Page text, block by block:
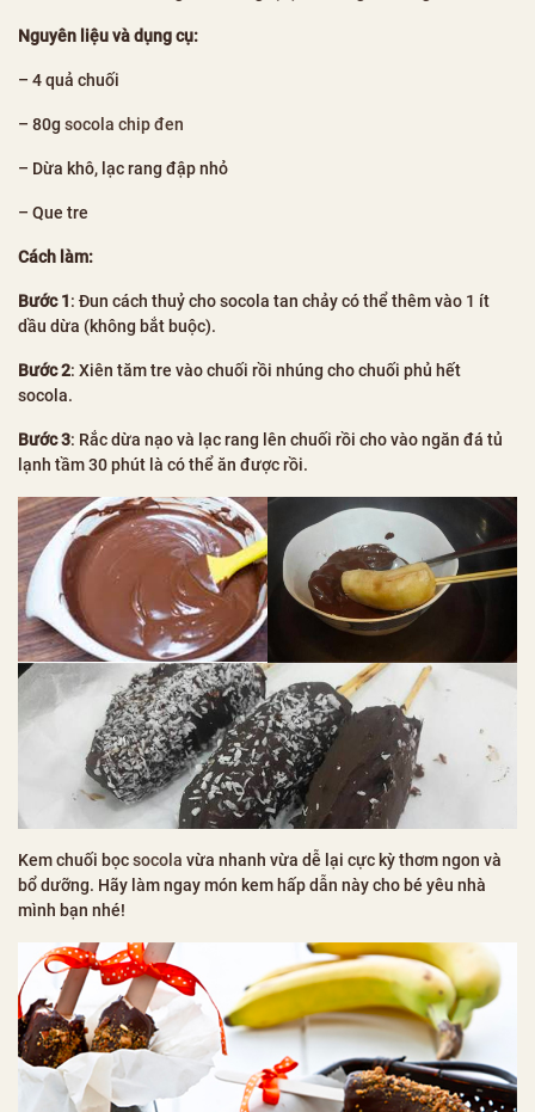
Nguyên liệu và dụng cụ:
– 4 quả chuối
– 80g socola chip đen
– Dừa khô, lạc rang đập nhỏ
– Que tre
Cách làm:
Bước 1: Đun cách thuỷ cho socola tan chảy có thể thêm vào 1 ít
dầu dừa (không bắt buộc).
Bước 2: Xiên tăm tre vào chuối rồi nhúng cho chuối phủ hết
socola.
Bước 3: Rắc dừa nạo và lạc rang lên chuối rồi cho vào ngăn đá tủ
lạnh tầm 30 phút là có thể ăn được rồi.
Kem chuối bọcsocola vừa nhanh vừa dễ lại cực kỳ thơm ngon và
bổ dưỡng. Hãy làm ngay món kem hấp dẫn này cho bé yêu nhà
mình bạn nhé!